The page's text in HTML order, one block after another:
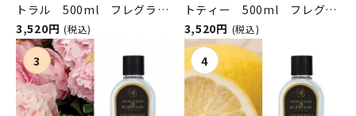
トラル 500ml フレグラン
スランプ用オイル
ASHLEIGH&BURWOOD（ア
シュレイアンドバーウッド）
3,520円 (税込)
トティー 500ml フレグラ
ンスランプ用オイル
ASHLEIGH&BURWOOD（ア
シュレイアンドバーウッド）
3,520円 (税込)